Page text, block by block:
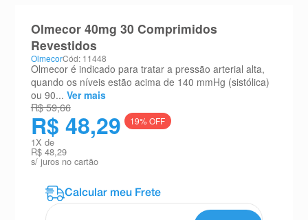
Olmecor 40mg 30 Comprimidos
Revestidos
OlmecorCód: 11448
Olmecor é indicado para tratar a pressão arterial alta,
quando os níveis estão acima de 140 mmHg (sistólica)
ou 90... Ver mais
R$ 59,66
R$ 48,29 19% OFF
1X de
R$ 48,29
s/ juros no cartão
esmalte
10ºabsorvente